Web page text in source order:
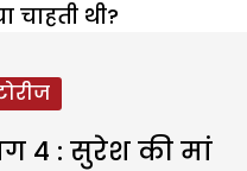
थी?
4 : सुरेश की मां